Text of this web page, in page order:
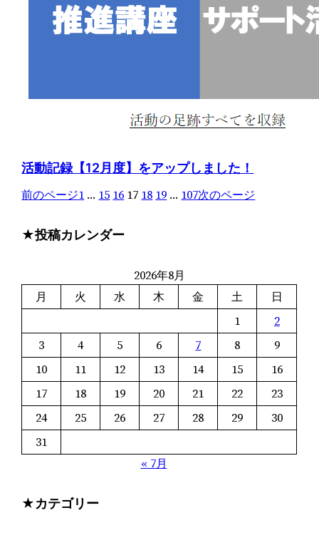
活動記録【12月度】をアップしました！
前のページ1 … 15 16 17 18 19 … 107次のページ
★投稿カレンダー
2026年8月
月
火 水 木 金 土
日
1
2
3
4 5 6 7 8
9
10
11 12 13 14 15
16
17
18 19 20 21 22
23
24
25 26 27 28 29
30
31
« 7月
★カテゴリー